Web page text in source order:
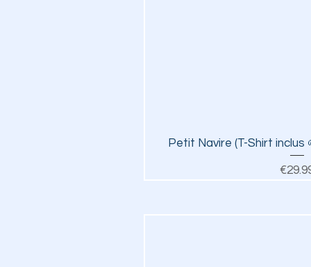
Quick
Petit Navire (T-Shirt inclus